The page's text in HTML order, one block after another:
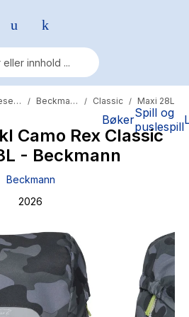
BøkerSpill og
puslespill
Sorensen
Skolesekker / Beckmann sekk / Classic / Maxi 28L
Camo Rex Classic
- Beckmann
Beckmann
2026